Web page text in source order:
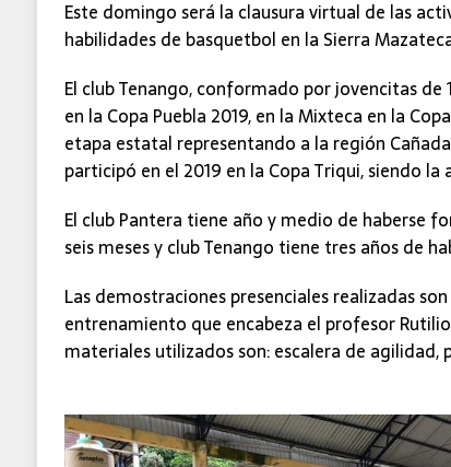
Este domingo será la clausura virtual de las
habilidades de basquetbol en la Sierra
El club Tenango, conformado por jovencitas
en la Copa Puebla 2019, en la Mixteca en la
etapa estatal representando a la región
participó en el 2019 en la Copa Triqui, siendo
El club Pantera tiene año y medio de haberse
seis meses y club Tenango tiene tres años de
Las demostraciones presenciales realizadas
entrenamiento que encabeza el profesor
materiales utilizados son: escalera de agilidad,